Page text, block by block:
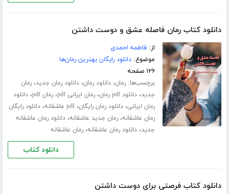
دانلود کتاب رمان فاصله عشق و دوست داشتن
از:فاطمه احمدی
موضوع:دانلود رایگان بهترین رمان‌ها
۱۲۶ صفحه
برچسب‌ها:رمان،دانلود رمان،دانلود رمان جدید،رمان
جدید،دانلود pdf رمان ،رمان ایرانی pdf ،رمان pdf ،دانلود
رمان ایرانی،دانلود رمان رایگان،pdf عاشقانه ،دانلود رایگان
رمان عاشقانه،رمان جدید عاشقانه،دانلود رمان عاشقانه
جدید،دانلود رمان عاشقانه،رمان عاشقانه
دانلود کتاب
دانلود کتاب فرصتی برای دوست داشتن